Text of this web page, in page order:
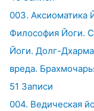
003. Аксиоматика
Философия Йоги.
Йоги. Долг-
вреда.
51 Записи
004. Ведическая